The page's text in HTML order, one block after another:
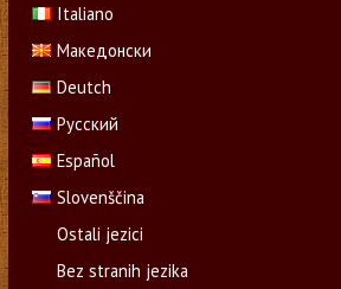
Italiano
Македонски
Deutch
Русский
Español
Slovenščina
Ostali jezici
Bez stranih jezika